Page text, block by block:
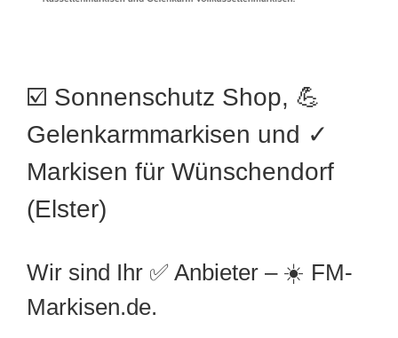
☑️ Sonnenschutz Shop, 💪
Gelenkarmmarkisen und ✓
Markisen für Wünschendorf
(Elster)
Wir sind Ihr ✅ Anbieter – ☀️ FM-
Markisen.de.